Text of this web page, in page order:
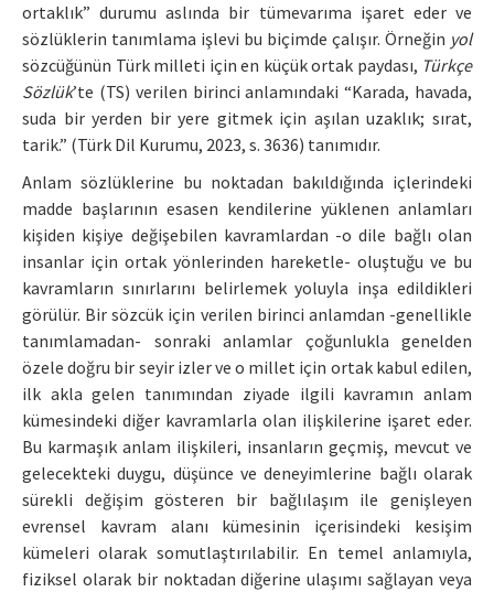
ortaklık” durumu aslında bir tümevarıma işaret eder ve
sözlüklerin tanımlama işlevi bu biçimde çalışır. Örneğin yol
sözcüğünün Türk milleti için en küçük ortak paydası, Türkçe
Sözlük’te (TS) verilen birinci anlamındaki “Karada, havada,
suda bir yerden bir yere gitmek için aşılan uzaklık; sırat,
tarik.” (Türk Dil Kurumu, 2023, s. 3636) tanımıdır.
Anlam sözlüklerine bu noktadan bakıldığında içlerindeki
madde başlarının esasen kendilerine yüklenen anlamları
kişiden kişiye değişebilen kavramlardan -o dile bağlı olan
insanlar için ortak yönlerinden hareketle- oluştuğu ve bu
kavramların sınırlarını belirlemek yoluyla inşa edildikleri
görülür. Bir sözcük için verilen birinci anlamdan -genellikle
tanımlamadan- sonraki anlamlar çoğunlukla genelden
özele doğru bir seyir izler ve o millet için ortak kabul edilen,
ilk akla gelen tanımından ziyade ilgili kavramın anlam
kümesindeki diğer kavramlarla olan ilişkilerine işaret eder.
Bu karmaşık anlam ilişkileri, insanların geçmiş, mevcut ve
gelecekteki duygu, düşünce ve deneyimlerine bağlı olarak
sürekli değişim gösteren bir bağlılaşım ile genişleyen
evrensel kavram alanı kümesinin içerisindeki kesişim
kümeleri olarak somutlaştırılabilir. En temel anlamıyla,
fiziksel olarak bir noktadan diğerine ulaşımı sağlayan veya